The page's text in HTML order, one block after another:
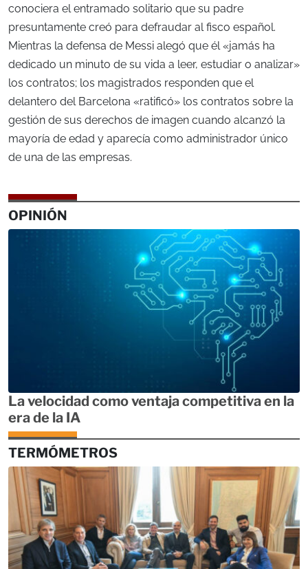
conociera el entramado solitario que su padre
presuntamente creó para defraudar al fisco español.
Mientras la defensa de Messi alegó que él «jamás ha
dedicado un minuto de su vida a leer, estudiar o analizar»
los contratos; los magistrados responden que el
delantero del Barcelona «ratificó» los contratos sobre la
gestión de sus derechos de imagen cuando alcanzó la
mayoría de edad y aparecía como administrador único
de una de las empresas.
OPINIÓN
La velocidad como ventaja competitiva en la
era de la IA
TERMÓMETROS